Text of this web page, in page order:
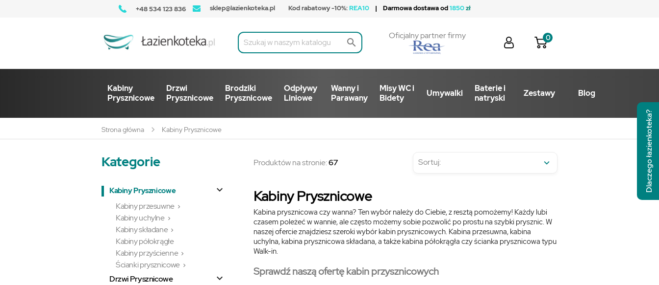
+48 534 123 836 sklep@lazienkoteka.pl Kod rabatowy -10%:REA10 | Darmowa dostawa od1850zł

Oficjalny partner firmy 0
Kabiny
Prysznicowe
Drzwi
Prysznicowe
Brodziki
Prysznicowe
Odpływy
Liniowe
Wanny i
Parawany
Misy WC i
Bidety
Umywalki
Baterie i
natryski
Zestawy Blog
Strona główna Kabiny Prysznicowe
Kategorie
Kabiny Prysznicowe 
Kabiny przesuwne 
Kabiny uchylne 
Kabiny składane 
Kabiny półokrągłe
Kabiny przyścienne 
Ścianki prysznicowe 
Drzwi Prysznicowe 
Dlaczego łazienkoteka?
Produktów na stronie:67 Sortuj: 
Kabiny Prysznicowe
Kabina prysznicowa czy wanna? Ten wybór należy do Ciebie, z resztą pomożemy! Każdy lubi
czasem poleżeć w wannie, ale często możemy sobie pozwolić po prostu na szybki prysznic. W
naszej ofercie znajdziesz szeroki wybór kabin prysznicowych. Kabina przesuwna, kabina
uchylna, kabina prysznicowa składana, a także kabina półokrągła czy ścianka prysznicowa typu
Walk-in.
Sprawdź naszą ofertę kabin przysznicowych